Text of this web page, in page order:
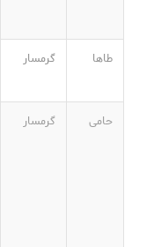
طاها گرمسار
حامی گرمسار